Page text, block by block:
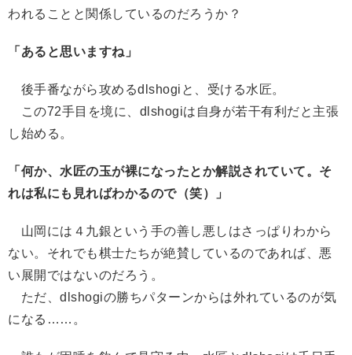
われることと関係しているのだろうか？
「あると思いますね」
後手番ながら攻めるdlshogiと、受ける水匠。
この72手目を境に、dlshogiは自身が若干有利だと主張
し始める。
「何か、水匠の玉が裸になったとか解説されていて。そ
れは私にも見ればわかるので（笑）」
山岡には４九銀という手の善し悪しはさっぱりわから
ない。それでも棋士たちが絶賛しているのであれば、悪
い展開ではないのだろう。
ただ、dlshogiの勝ちパターンからは外れているのが気
になる……。